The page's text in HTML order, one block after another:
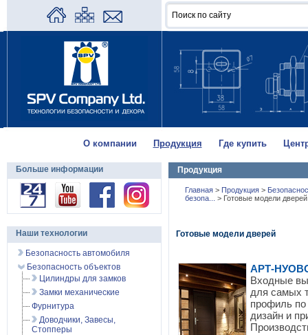
О компании Продукция Где купить
Продукция
Главная > Продукция >
безопа... > Готовые модели дверей
Готовые модели дверей
АРТ-
Входные
для самых
профиль по
дизайн и
Больше информации
Наши технологии
Безопасность автомобиля
Безопасность объектов
Цилиндры для замков
Замки механические
Фурнитура
Доводчики, Завесы,
Стопперы